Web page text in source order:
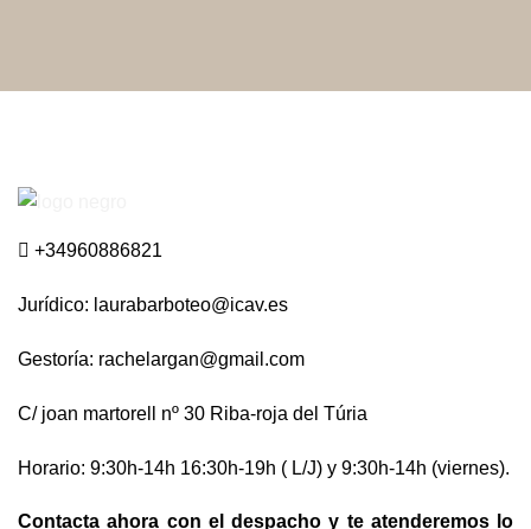
+34960886821
Jurídico: laurabarboteo@icav.es
Gestoría: rachelargan@gmail.com
C/ joan martorell nº 30 Riba-roja del Túria
Horario: 9:30h-14h 16:30h-19h ( L/J) y 9:30h-14h (viernes).
Contacta ahora con el despacho y te atenderemos lo